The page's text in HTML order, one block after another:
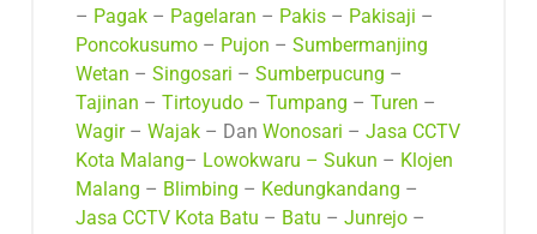
– Pagak – Pagelaran – Pakis – Pakisaji –
Poncokusumo – Pujon – Sumbermanjing
Wetan – Singosari – Sumberpucung –
Tajinan – Tirtoyudo – Tumpang – Turen –
Wagir– Wajak – Dan Wonosari – Jasa CCTV
Kota Malang– Lowokwaru – Sukun – Klojen
Malang – Blimbing – Kedungkandang –
Jasa CCTV Kota Batu – Batu – Junrejo –